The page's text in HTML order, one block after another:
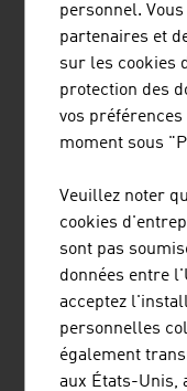
social se trouve
BRÜDER
MCI MINING
personnel.
partenaires et
sur les cookies
protection des
vos
moment sous
Veuillez noter
cookies
sont pas
données entre
acceptez
personnelles
également
aux États-Unis,